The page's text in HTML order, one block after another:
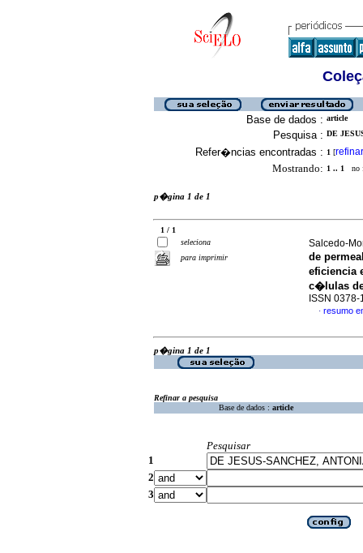
Base de dados : article
Pesquisa : DE
Refer�ncias encontradas : 1 [refinar
Mostrando: 1 .. 1 no
p�gina 1 de 1
1 / 1
seleciona
para imprimir
Salcedo-
de
eficiencia
c�lulas
ISSN 0378-
· resumo
p�gina 1 de 1
Refinar a pesquisa
Base de dados : article
Pesquisar
1
2
3